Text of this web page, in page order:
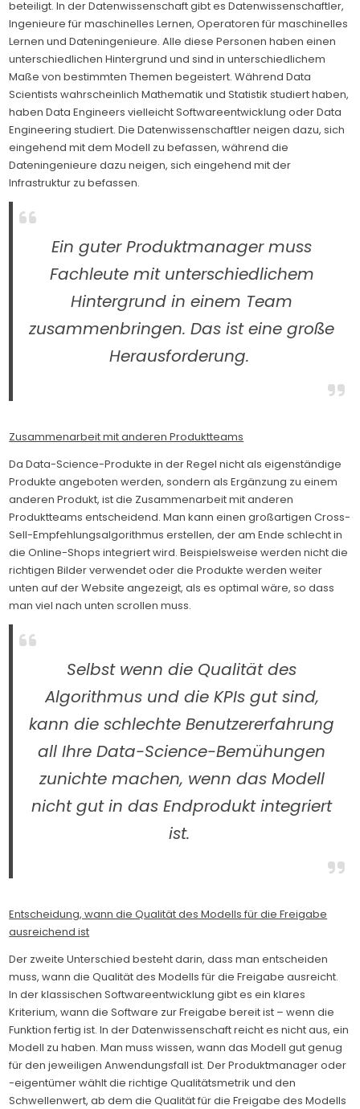
beteiligt. In der Datenwissenschaft gibt es Datenwissenschaftler,
Ingenieure für maschinelles Lernen, Operatoren für maschinelles
Lernen und Dateningenieure. Alle diese Personen haben einen
unterschiedlichen Hintergrund und sind in unterschiedlichem
Maße von bestimmten Themen begeistert. Während Data
Scientists wahrscheinlich Mathematik und Statistik studiert haben,
haben Data Engineers vielleicht Softwareentwicklung oder Data
Engineering studiert. Die Datenwissenschaftler neigen dazu, sich
eingehend mit dem Modell zu befassen, während die
Dateningenieure dazu neigen, sich eingehend mit der
Infrastruktur zu befassen.
Ein guter Produktmanager muss
Fachleute mit unterschiedlichem
Hintergrund in einem Team
zusammenbringen. Das ist eine große
Herausforderung.
Zusammenarbeit mit anderen Produktteams
Da Data-Science-Produkte in der Regel nicht als eigenständige
Produkte angeboten werden, sondern als Ergänzung zu einem
anderen Produkt, ist die Zusammenarbeit mit anderen
Produktteams entscheidend. Man kann einen großartigen Cross-
Sell-Empfehlungsalgorithmus erstellen, der am Ende schlecht in
die Online-Shops integriert wird. Beispielsweise werden nicht die
richtigen Bilder verwendet oder die Produkte werden weiter
unten auf der Website angezeigt, als es optimal wäre, so dass
man viel nach unten scrollen muss.
Selbst wenn die Qualität des
Algorithmus und die KPIs gut sind,
kann die schlechte Benutzererfahrung
all Ihre Data-Science-Bemühungen
zunichte machen, wenn das Modell
nicht gut in das Endprodukt integriert
ist.
Entscheidung, wann die Qualität des Modells für die Freigabe
ausreichend ist
Der zweite Unterschied besteht darin, dass man entscheiden
muss, wann die Qualität des Modells für die Freigabe ausreicht.
In der klassischen Softwareentwicklung gibt es ein klares
Kriterium, wann die Software zur Freigabe bereit ist – wenn die
Funktion fertig ist. In der Datenwissenschaft reicht es nicht aus, ein
Modell zu haben. Man muss wissen, wann das Modell gut genug
für den jeweiligen Anwendungsfall ist. Der Produktmanager oder
-eigentümer wählt die richtige Qualitätsmetrik und den
Schwellenwert, ab dem die Qualität für die Freigabe des Modells